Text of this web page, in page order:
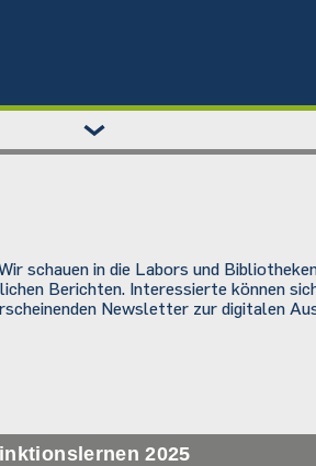
schauen in die Labors und
Berichten. Interessierte können
Newsletter zur digitalen
2025